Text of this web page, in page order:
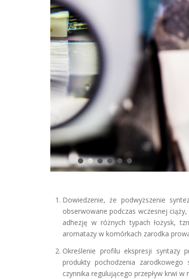
Dowiedzenie, że podwyższenie
obserwowane podczas wczesnej
adhezję w różnych typach łożysk,
aromatazy w komórkach zarodka
Określenie profilu ekspresji syntazy
produkty pochodzenia
czynnika regulującego przepływ krwi